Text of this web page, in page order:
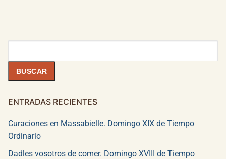
BUSCAR
ENTRADAS RECIENTES
Curaciones en Massabielle. Domingo XIX de Tiempo
Ordinario
Dadles vosotros de comer. Domingo XVIII de Tiempo